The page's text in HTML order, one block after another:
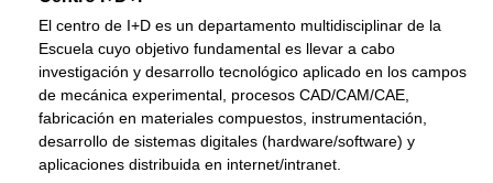
El centro de I+D es un departamento multidisciplinar de la
Escuela cuyo objetivo fundamental es llevar a cabo
investigación y desarrollo tecnológico aplicado en los campos
de mecánica experimental, procesos CAD/CAM/CAE,
fabricación en materiales compuestos, instrumentación,
desarrollo de sistemas digitales (hardware/software) y
aplicaciones distribuida en internet/intranet.